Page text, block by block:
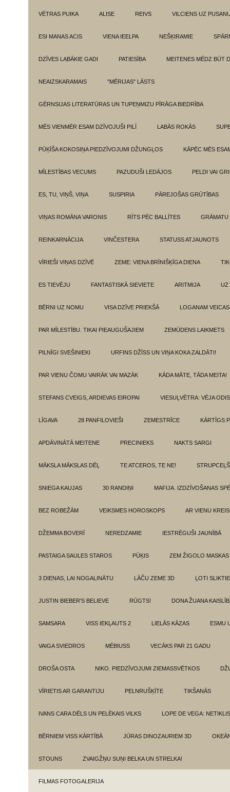
VĒTRAS PUIKA ALISE REIVS VILCIENS UZ
ESI MANAS ACIS VIENA IEELPA NEŠĶIRAMIE
DZĪVES LABĀKIE GADI PATIESĪBA MEITENES MĒDZ BŪT
NEAIZSKARAMAIS "MĒRIJAS" LĀSTS
GĒRNSIJAS LITERATŪRAS UN TUPEŅMIZU PĪRĀGA BIEDRĪBA
MĒS VIENMĒR ESAM DZĪVOJUŠI PILĪ LABĀS ROKĀS
PŪĶĪŠA KOKOSIŅA PIEDZĪVOJUMI DŽUNGĻOS KĀPĒC MĒS
MĪLESTĪBAS VECUMS PAZUDUŠI LEDĀJOS PELDI VAI
ES, TU, VIŅŠ, VIŅA SUSPIRIA PĀREJOŠAS GRŪTĪBAS
VIŅAS ROMĀNA VARONIS RĪTS PĒC BALLĪTES GRĀMATU
REINKARNĀCIJA VINČESTERA STATUSS ATJAUNOTS
VĪRIEŠI VIŅAS DZĪVĒ ZEME: VIENA BRĪNIŠĶĪGA DIENA
ES TIEVĒJU FANTASTISKĀ SIEVIETE ARITMIJA UZ
BĒRNI UZ NOMU VISA DZĪVE PRIEKŠĀ LOGANAM VEICAS
PAR MĪLESTĪBU. TIKAI PIEAUGUŠAJIEM ZEMŪDENS LAIKMETS
PILNĪGI SVEŠINIEKI URFINS DŽĪSS UN VIŅA KOKA ZALDĀTI!
PAR VIENU ČOMU VAIRĀK VAI MAZĀK KĀDA MĀTE, TĀDA MEITA!
STEFANS CVEIGS, ARDIEVAS EIROPAI VIESUĻVĒTRA: VĒJA
LĪGAVA 28 PANFILOVIEŠI ZEMESTRĪCE KĀRTĪGS
APDĀVINĀTĀ MEITENE PRECINIEKS NAKTS SARGI
MĀKSLA MĀKSLAS DĒĻ TE ATCEROS, TE NE! STRUPCEĻŠ
SNIEGA KAUJAS 30 RANDIŅI MAFIJA. IZDZĪVOŠANAS
BEZ ROBEŽĀM VEIKSMES HOROSKOPS AR VIENU
DŽEMMA BOVERĪ NEREDZAMIE IESTRĒGUŠI JAUNĪBĀ
PASTAIGA SAULES STAROS PŪĶIS ZEM ŽIGOLO MASKAS
3 DIENAS, LAI NOGALINĀTU LĀČU ZEME 3D ĻOTI
JUSTIN BIEBER'S BELIEVE RŪGTS! DONA ŽUANA
SAMSARA VISS IEKĻAUTS 2 LIELĀS KĀZAS ESMU
VAIGA SVIEDROS MĒBIUSS VECĀKS PAR 21 GADU
DROŠA OSTA NIKO. PIEDZĪVOJUMI ZIEMASSVĒTKOS
VĪRIETIS AR GARANTIJU PELNRUŠĶĪTE TIKŠANĀS
IVANS CARA DĒLS UN PELĒKAIS VILKS LOPE DE VEGA:
BĒRNIEM VISS KĀRTĪBĀ JŪRAS DINOZAURIEM 3D
STOUNS ZVAIGŽŅU SUŅI BELKA UN STRELKA!
FILMAS FOTOGALERIJA